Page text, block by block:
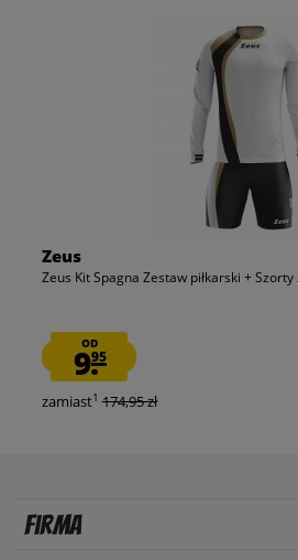
Zeus
Zeus Kit Spagna Zestaw piłkarski +
OD
9.95
zamiast1 174,95 zł
Firma